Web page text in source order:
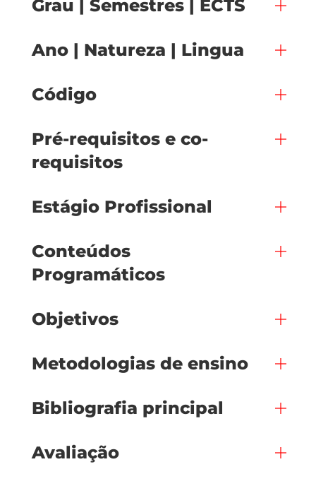
Grau | Semestres | ECTS
Ano | Natureza | Lingua
Código
Pré-requisitos e co-
requisitos
Estágio Profissional
Conteúdos
Programáticos
Objetivos
Metodologias de ensino
Bibliografia principal
Avaliação